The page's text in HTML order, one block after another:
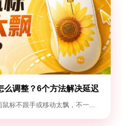
么调整？6个方法解决延迟
标不跟手或移动太飘，不一...